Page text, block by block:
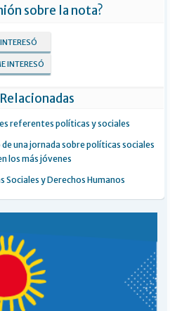
sobre la nota?
INTERESÓ
referentes políticas y sociales
una jornada sobre políticas sociales
los más jóvenes
y Derechos Humanos